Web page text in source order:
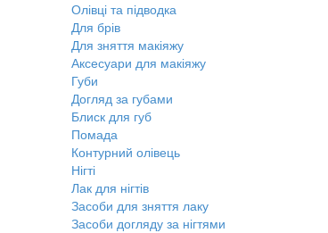
Олівці та підводка
Для брів
Для зняття макіяжу
Аксесуари для макіяжу
Губи
Догляд за губами
Блиск для губ
Помада
Контурний олівець
Нігті
Лак для нігтів
Засоби для зняття лаку
Засоби догляду за нігтями